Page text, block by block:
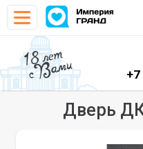
18 лет
с Вами
640 90 48
Дверь